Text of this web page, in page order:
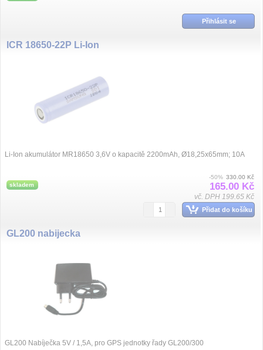
Přihlásit se
ICR 18650-22P Li-Ion
Li-Ion akumulátor MR18650 3,6V o kapacitě 2200mAh, Ø18,25x65mm; 10A
skladem
-50% 330.00 Kč
165.00 Kč
vč. DPH 199.65 Kč
Přidat do košíku
GL200 nabijecka
GL200 Nabíječka 5V / 1,5A, pro GPS jednotky řady GL200/300